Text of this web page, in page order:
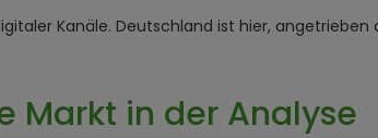
Kanäle. Deutschland ist hier,
Markt in der Analyse